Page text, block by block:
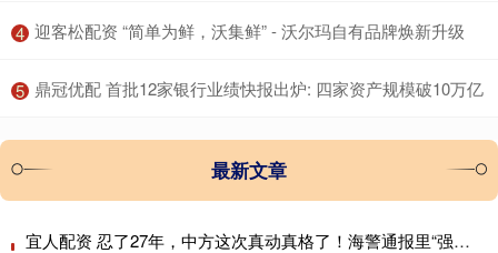
4 ​迎客松配资 “简单为鲜，沃集鲜” - 沃尔玛自有品牌焕新升级
5 ​鼎冠优配 首批12家银行业绩快报出炉: 四家资产规模破10万亿
最新文章
宜人配资 忍了27年，中方这次真动真格了！海警通报里“强制拖离”四个字格外扎眼